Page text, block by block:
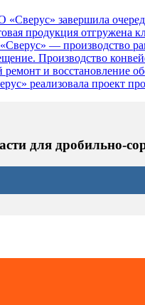
завершила
продукция отгружена
— производство
Производство
и восстановление
реализовала проект
для дробильно-